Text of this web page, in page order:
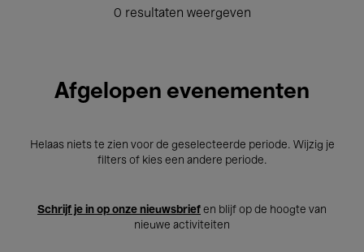
0 resultaten weergeven
Afgelopen evenementen
Helaas niets te zien voor de geselecteerde periode. Wijzig je
filters of kies een andere periode.
Schrijf je in op onze nieuwsbrief en blijf op de hoogte van
nieuwe activiteiten